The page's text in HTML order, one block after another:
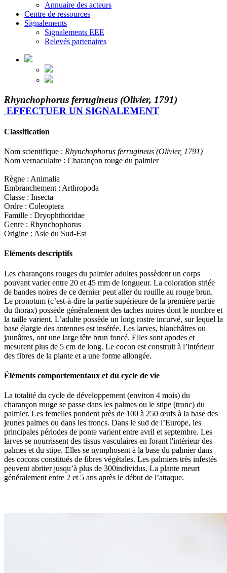
Annuaire des acteurs
Centre de ressources
Signalements
Signalements EEE
Relevés partenaires
Rhynchophorus ferrugineus (Olivier, 1791)
EFFECTUER UN SIGNALEMENT
Classification
Nom scientifique : Rhynchophorus ferrugineus (Olivier, 1791)
Nom vernaculaire : Charançon rouge du palmier
Règne : Animalia
Embranchement : Arthropoda
Classe : Insecta
Ordre : Coleoptera
Famille : Dryophthoridae
Genre : Rhynchophorus
Origine : Asie du Sud-Est
Eléments descriptifs
Les charançons rouges du palmier adultes possèdent un corps
pouvant varier entre 20 et 45 mm de longueur. La coloration striée
de bandes noires de ce dernier peut aller du rouille au rouge brun.
Le pronotum (c’est-à-dire la partie supérieure de la première partie
du thorax) possède généralement des taches noires dont le nombre et
la taille varient. L’adulte possède un long rostre incurvé, sur lequel la
base élargie des antennes est insérée. Les larves, blanchâtres ou
jaunâtres, ont une large tête brun foncé. Elles sont apodes et
mesurent plus de 5 cm de long. Le cocon est construit à l’intérieur
des fibres de la plante et a une forme allongée.
Éléments comportementaux et du cycle de vie
La totalité du cycle de développement (environ 4 mois) du
charançon rouge se passe dans les palmes ou le stipe (tronc) du
palmier. Les femelles pondent près de 100 à 250 œufs à la base des
jeunes palmes ou dans les troncs. Dans le sud de l’Europe, les
principales périodes de ponte varient entre avril et septembre. Les
larves se nourrissent des tissus vasculaires en forant l'intérieur des
palmes et du stipe. Elles se nymphosent à la base du palmier dans
des cocons constitués de fibres végétales. Les palmiers très infestés
peuvent abriter jusqu’à plus de 300individus. La plante meurt
généralement entre 2 et 5 ans après le début de l’attaque.